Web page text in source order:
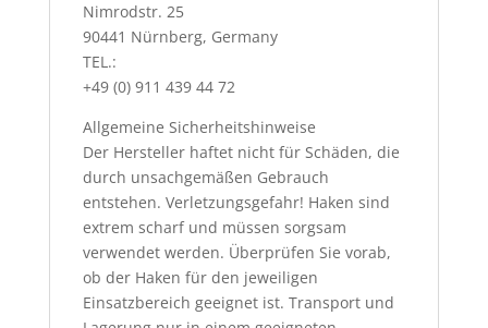
Nimrodstr. 25
90441 Nürnberg, Germany
TEL.:
+49 (0) 911 439 44 72
Allgemeine Sicherheitshinweise
Der Hersteller haftet nicht für Schäden, die
durch unsachgemäßen Gebrauch
entstehen. Verletzungsgefahr! Haken sind
extrem scharf und müssen sorgsam
verwendet werden. Überprüfen Sie vorab,
ob der Haken für den jeweiligen
Einsatzbereich geeignet ist. Transport und